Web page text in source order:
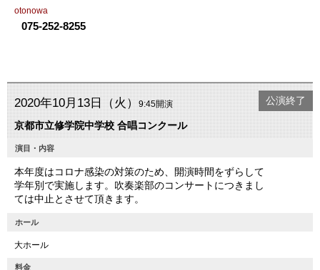
otonowa
075-252-8255
2020年10月13日（火）9:45開演
京都市立修学院中学校 合唱コンクール
公演終了
演目・内容
本年度はコロナ感染の対策のため、開演時間をずらして
学年別で実施します。吹奏楽部のコンサートにつきまし
ては中止とさせて頂きます。
ホール
大ホール
料金